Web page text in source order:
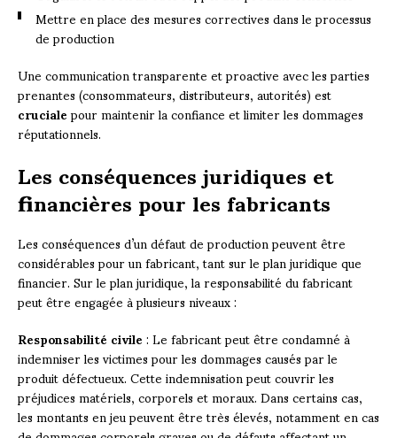
Mettre en place des mesures correctives dans le processus
de production
Une communication transparente et proactive avec les parties
prenantes (consommateurs, distributeurs, autorités) est
crucialepour maintenir la confiance et limiter les dommages
réputationnels.
Les conséquences juridiques et
financières pour les fabricants
Les conséquences d’un défaut de production peuvent être
considérables pour un fabricant, tant sur le plan juridique que
financier. Sur le plan juridique, la responsabilité du fabricant
peut être engagée à plusieurs niveaux :
Responsabilité civile: Le fabricant peut être condamné à
indemniser les victimes pour les dommages causés par le
produit défectueux. Cette indemnisation peut couvrir les
préjudices matériels, corporels et moraux. Dans certains cas,
les montants en jeu peuvent être très élevés, notamment en cas